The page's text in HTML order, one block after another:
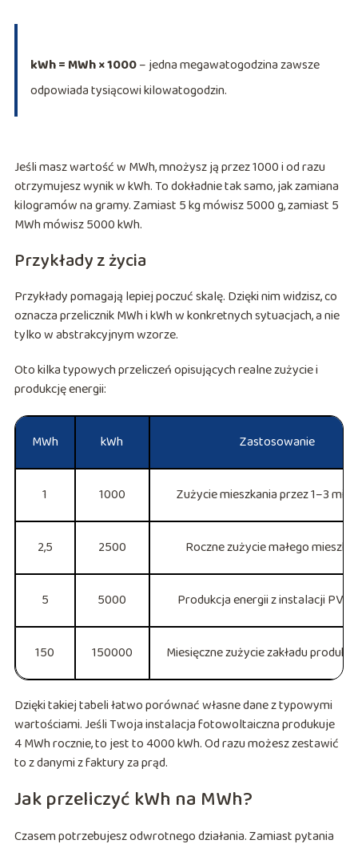
kWh = MWh × 1000– jedna megawatogodzina zawsze
odpowiada tysiącowi kilowatogodzin.
Jeśli masz wartość w MWh, mnożysz ją przez 1000 i od razu
otrzymujesz wynik w kWh. To dokładnie tak samo, jak zamiana
kilogramów na gramy. Zamiast 5 kg mówisz 5000 g, zamiast 5
MWh mówisz 5000 kWh.
Przykłady z życia
Przykłady pomagają lepiej poczuć skalę. Dzięki nim widzisz, co
oznacza przelicznik MWh i kWh w konkretnych sytuacjach, a nie
tylko w abstrakcyjnym wzorze.
Oto kilka typowych przeliczeń opisujących realne zużycie i
produkcję energii:
MWh kWh Zastosowanie
1 1000 Zużycie mieszkania przez 1–3
2,5 2500 Roczne zużycie małego
5 5000 Produkcja energii z instalacji PV 5
150 150000 Miesięczne zużycie zakładu
Dzięki takiej tabeli łatwo porównać własne dane z typowymi
wartościami. Jeśli Twoja instalacja fotowoltaiczna produkuje
4 MWh rocznie, to jest to 4000 kWh. Od razu możesz zestawić
to z danymi z faktury za prąd.
Jak przeliczyć kWh na MWh?
Czasem potrzebujesz odwrotnego działania. Zamiast pytania